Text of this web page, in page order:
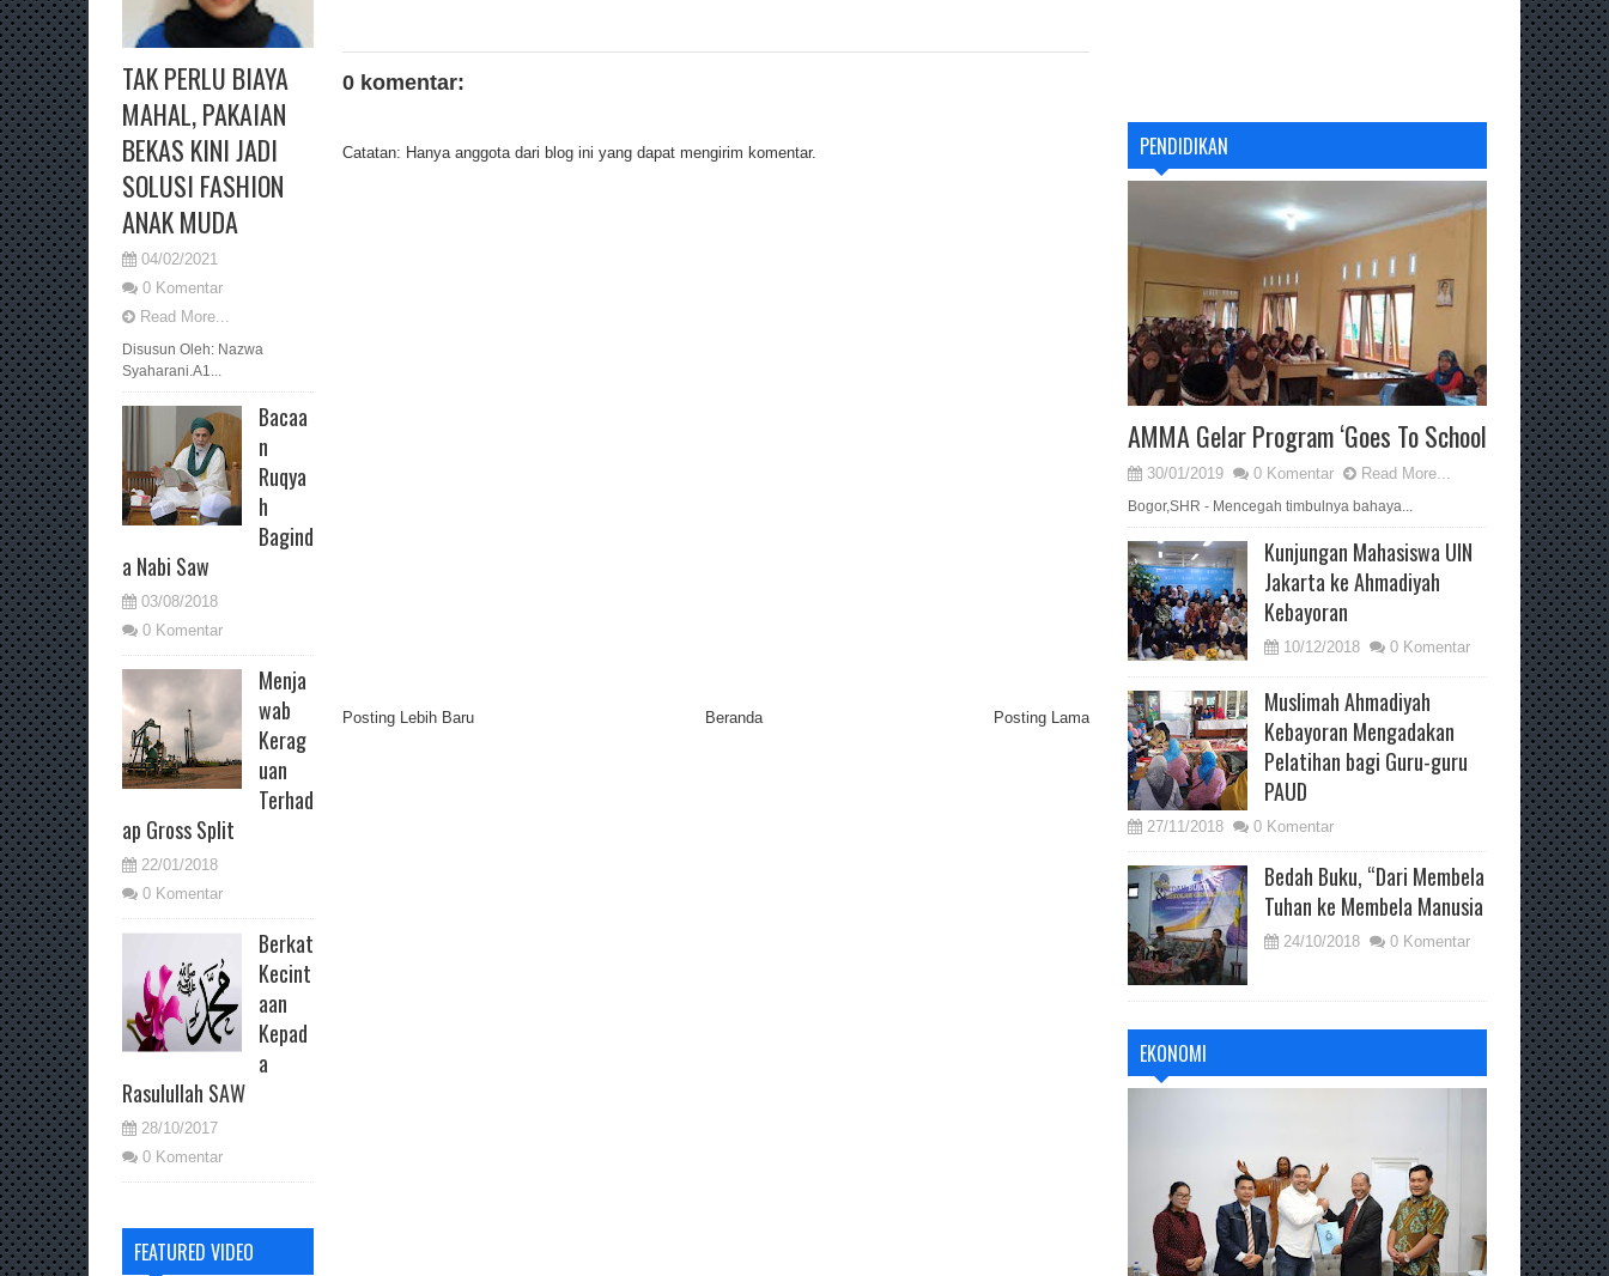
TAK PERLU BIAYA
MAHAL, PAKAIAN
BEKAS KINI JADI
SOLUSI FASHION
ANAK MUDA
04/02/2021
0 Komentar
Read More...
Disusun Oleh: Nazwa
Syaharani.A1...
Bacaa
n
Ruqya
h
Bagind
a Nabi Saw
03/08/2018
0 Komentar
Menja
wab
Kerag
uan
Terhad
ap Gross Split
22/01/2018
0 Komentar
Berkat
Kecint
aan
Kepad
a
Rasulullah SAW
28/10/2017
0 Komentar
FEATURED VIDEO
0 komentar:
Catatan: Hanya anggota dari blog ini yang dapat mengirim komentar.
Posting Lebih Baru Posting Lama
Beranda
PENDIDIKAN
AMMA Gelar Program ‘Goes To School
30/01/2019 0 Komentar Read More...
Bogor,SHR - Mencegah timbulnya bahaya...
Kunjungan Mahasiswa UIN
Jakarta ke Ahmadiyah
Kebayoran
10/12/2018 0 Komentar
Muslimah Ahmadiyah
Kebayoran Mengadakan
Pelatihan bagi Guru-guru
PAUD
27/11/2018 0 Komentar
Bedah Buku, “Dari Membela
Tuhan ke Membela Manusia
24/10/2018 0 Komentar
EKONOMI